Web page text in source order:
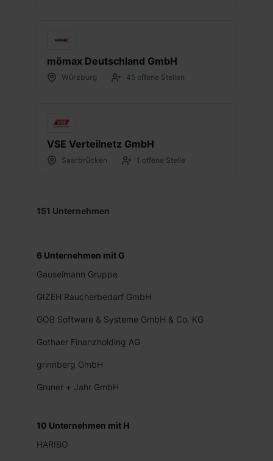
mömax Deutschland GmbH
Würzburg 45 offene Stellen
VSE Verteilnetz GmbH
Saarbrücken 1 offene Stelle
151 Unternehmen
6 Unternehmen mit G
Gauselmann Gruppe
GIZEH Raucherbedarf GmbH
GOB Software & Systeme GmbH & Co. KG
Gothaer Finanzholding AG
grinnberg GmbH
Gruner + Jahr GmbH
10 Unternehmen mit H
HARIBO